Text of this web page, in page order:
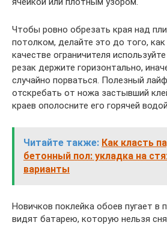
Чтобы ровно обрезать края над
потолком, делайте это до того,
качестве ограничителя
резак держите горизонтально,
случайно порваться. Полезный
отскребать от ножа застывший
краев ополосните его горячей
Читайте также: Как класть
бетонный пол: укладка на
варианты
Новичков поклейка обоев пугает в
видят батарею, которую нельзя